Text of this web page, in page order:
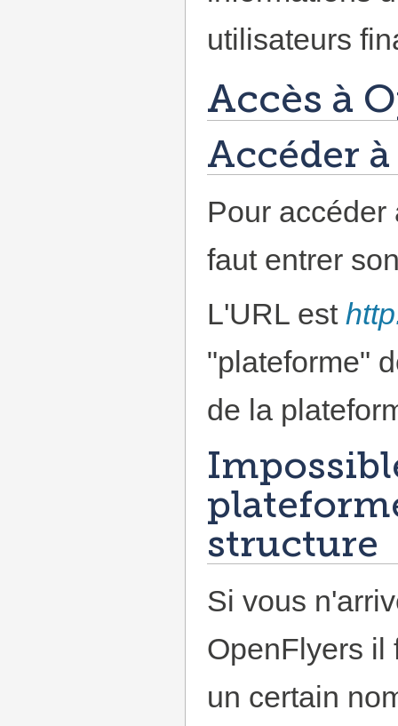
utilisateurs
Accès à
Accéder
Pour accéder
faut entrer
L'URL est
"plateforme"
de la
structure
Si vous
OpenFlyers il
un certain